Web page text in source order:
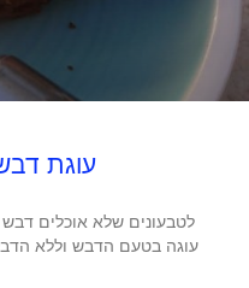
עוגת
לטבעונים שלא אוכלים
עוגה בטעם הדבש וללא